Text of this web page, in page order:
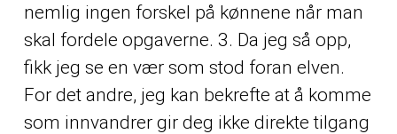
nemlig ingen forskel på kønnene når man
skal fordele opgaverne. 3. Da jeg så opp,
fikk jeg se en vær som stod foran elven.
For det andre, jeg kan bekrefte at å komme
som innvandrer gir deg ikke direkte tilgang